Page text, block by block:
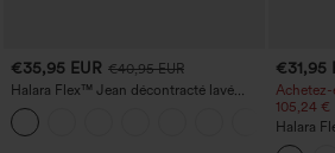
€35,95 EUR €40,95 EUR
Halara Flex™ Jean décontracté lavé
taille haute à poche croisée
€31,95
105,24 €
Halara
taille